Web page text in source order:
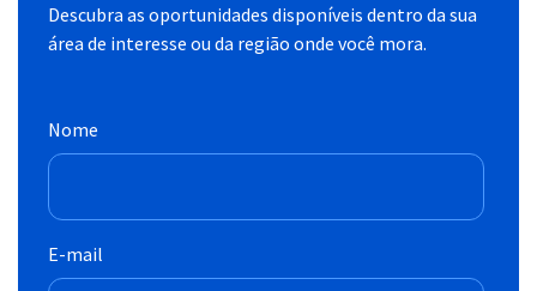
Descubra as oportunidades disponíveis dentro da sua
área de interesse ou da região onde você mora.
Nome
E-mail